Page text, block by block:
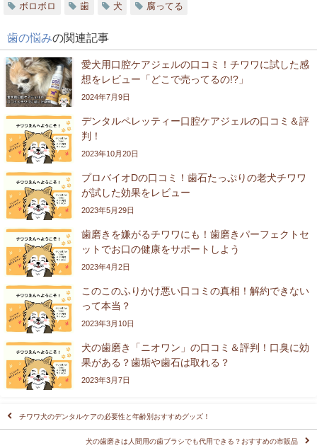
ボロボロ 歯 犬 腐ってる
歯の悩みの関連記事
愛犬用口腔ケアジェルの口コミ！チワワに試した感
想をレビュー「どこで売ってるの!?」
2024年7月9日
デンタルペレッティー口腔ケアジェルの口コミ＆評
判！
2023年10月20日
プロバイオDの口コミ！歯石たっぷりの老犬チワワ
が試した効果をレビュー
2023年5月29日
歯磨きを嫌がるチワワにも！歯磨きパーフェクトセ
ットでお口の健康をサポートしよう
2023年4月2日
このこのふりかけ悪い口コミの真相！解約できない
って本当？
2023年3月10日
犬の歯磨き「ニオワン」の口コミ＆評判！口臭に効
果がある？歯垢や歯石は取れる？
2023年3月7日
チワワ犬のデンタルケアの必要性と年齢別おすすめグッズ！
犬の歯磨きは人間用の歯ブラシでも代用できる？おすすめの市販品